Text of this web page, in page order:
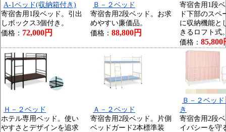
A-1ベッド(収納箱付き)
寄宿舎用1段ベッド。引出
しボックス3個付き。
価格： 72,000円
Ｂ－２ベッド
寄宿舎用2段ベッド。お求
めやすい廉価品。
価格： 88,800円
寄宿舎用1段
ド下部のスペ
に収納機能と
きるロフト式
価格： 85,800
Ｈ－２ベッド
ホテル専用ベッド。使い
やすさとデザインを追求
Ａ－２ベッド
寄宿舎用2段ベッド。片側
ベッドガード2本標準装
Ｂ－２ベッ
き
寄宿舎用2段
イバシーを守